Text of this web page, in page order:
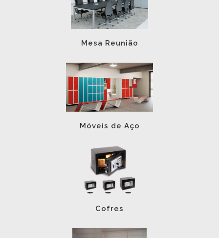
Mesa Reunião
Móveis de Aço
Cofres